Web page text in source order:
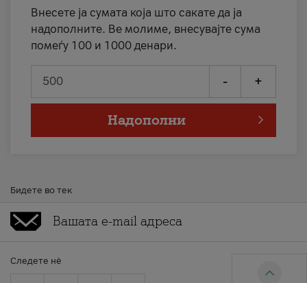
Внесете ја сумата која што сакате да ја
надополните. Ве молиме, внесувајте сума
помеѓу 100 и 1000 денари.
- +
Надополни
Бидете во тек
Следете нè